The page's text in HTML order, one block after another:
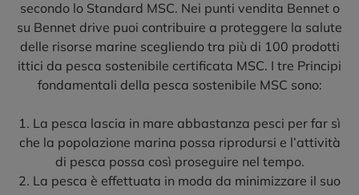
secondo lo Standard MSC. Nei punti vendita Bennet o
su Bennet drive puoi contribuire a proteggere la salute
delle risorse marine scegliendo tra più di 100 prodotti
ittici da pesca sostenibile certificata MSC. I tre Principi
fondamentali della pesca sostenibile MSC sono:
1. La pesca lascia in mare abbastanza pesci per far sì
che la popolazione marina possa riprodursi e l’attività
di pesca possa così proseguire nel tempo.
2. La pesca è effettuata in moda da minimizzare il suo